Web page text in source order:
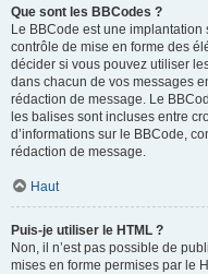
Que sont les BBCodes ?
Le BBCode est une
contrôle de mise en forme des
décider si vous pouvez utiliser
dans chacun de vos messages
rédaction de message. Le
les balises sont incluses entre
d’informations sur le BBCode,
rédaction de message.
Haut
Puis-je utiliser le HTML ?
Non, il n’est pas possible de
mises en forme permises par le